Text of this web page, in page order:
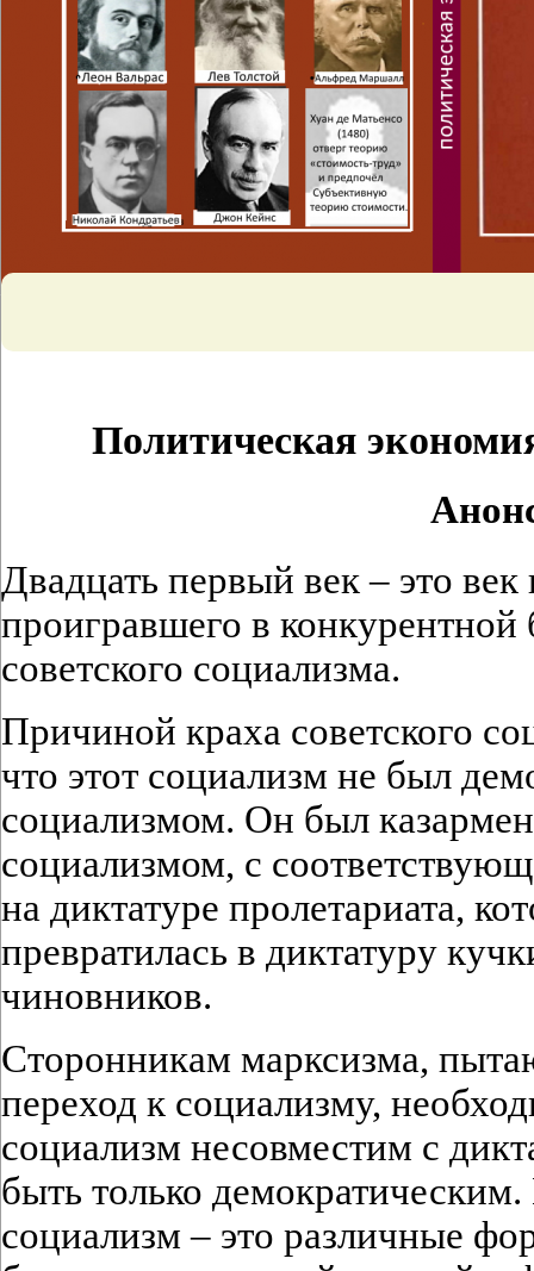
Политическая
Двадцать первый век – это век
проигравшего в конкурентной
советского социализма.
Причиной краха советского
что этот социализм не был
социализмом. Он был
социализмом, с
на диктатуре пролетариата,
превратилась в диктатуру
чиновников.
Сторонникам марксизма,
переход к социализму,
социализм несовместим с
быть только
социализм – это различные